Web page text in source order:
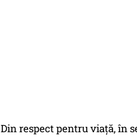
Din respect pentru viaţă, în